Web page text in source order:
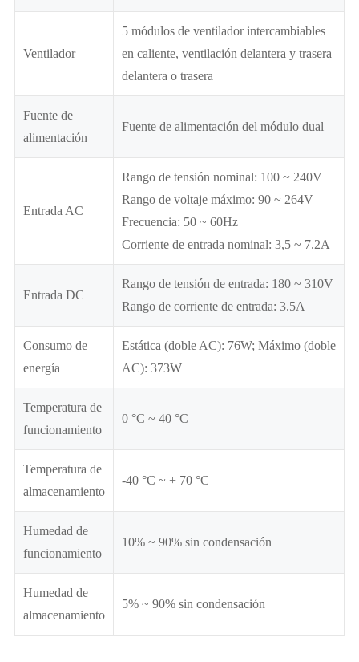
Ventilador
5 módulos de ventilador intercambiables
en caliente, ventilación delantera y trasera
delantera o trasera
Fuente de
alimentación
Fuente de alimentación del módulo dual
Entrada AC
Rango de tensión nominal: 100 ~ 240V
Rango de voltaje máximo: 90 ~ 264V
Frecuencia: 50 ~ 60Hz
Corriente de entrada nominal: 3,5 ~ 7.2A
Entrada DC
Rango de tensión de entrada: 180 ~ 310V
Rango de corriente de entrada: 3.5A
Consumo de
energía
Estática (doble AC): 76W; Máximo (doble
AC): 373W
Temperatura de
funcionamiento
0 °C ~ 40 °C
Temperatura de
almacenamiento
-40 °C ~ + 70 °C
Humedad de
funcionamiento
10% ~ 90% sin condensación
Humedad de
almacenamiento
5% ~ 90% sin condensación